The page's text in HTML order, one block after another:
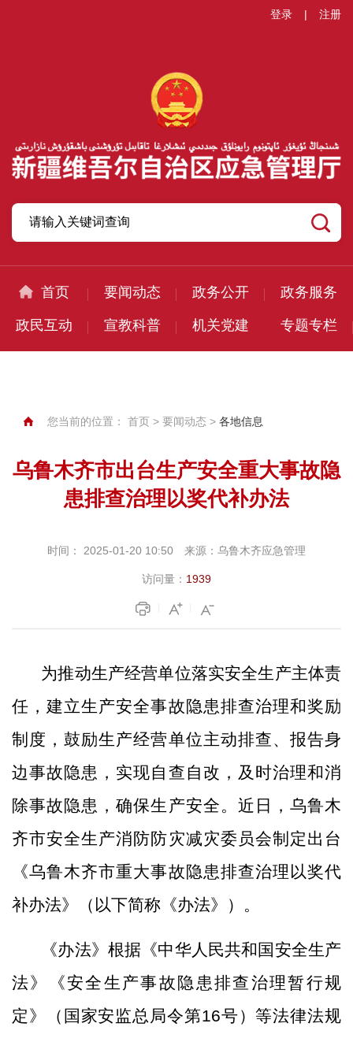
登录 | 注册
首页 要闻动态 政务公开 政务服务
政民互动 宣教科普 机关党建 专题专栏
您当前的位置： 首页 > 要闻动态 > 各地信息
乌鲁木齐市出台生产安全重大事故隐
患排查治理以奖代补办法
时间： 2025-01-20 10:50 来源： 乌鲁木齐应急管理
访问量： 1939
为推动生产经营单位落实安全生产主体责
任，建立生产安全事故隐患排查治理和奖励
制度，鼓励生产经营单位主动排查、报告身
边事故隐患，实现自查自改，及时治理和消
除事故隐患，确保生产安全。近日，乌鲁木
齐市安全生产消防防灾减灾委员会制定出台
《乌鲁木齐市重大事故隐患排查治理以奖代
补办法》（以下简称《办法》）。
《办法》根据《中华人民共和国安全生产
法》《安全生产事故隐患排查治理暂行规
定》（国家安监总局令第16号）等法律法规